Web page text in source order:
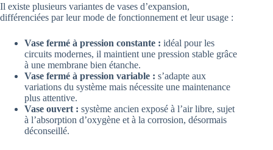
Il existe plusieurs variantes de vases d’expansion,
différenciées par leur mode de fonctionnement et leur usage :
Vase fermé à pression constante : idéal pour les
circuits modernes, il maintient une pression stable grâce
à une membrane bien étanche.
Vase fermé à pression variable : s’adapte aux
variations du système mais nécessite une maintenance
plus attentive.
Vase ouvert : système ancien exposé à l’air libre, sujet
à l’absorption d’oxygène et à la corrosion, désormais
déconseillé.